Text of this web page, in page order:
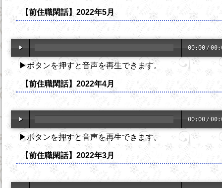
【前住職閑話】2022年5月
00:00 /
▶ボタンを押すと音声を再生できます。
【前住職閑話】2022年4月
00:00 /
▶ボタンを押すと音声を再生できます。
【前住職閑話】2022年3月